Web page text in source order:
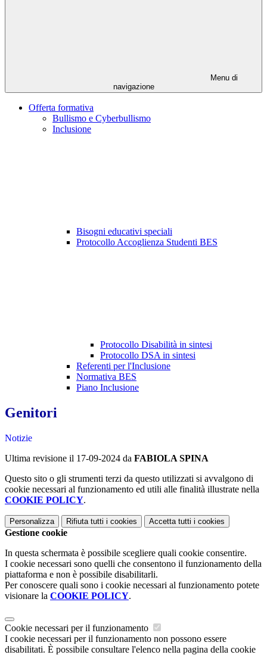
Menu di
navigazione
Offerta formativa
Bullismo e Cyberbullismo
Inclusione
Bisogni educativi speciali
Protocollo Accoglienza Studenti BES
Protocollo Disabilità in sintesi
Protocollo DSA in sintesi
Referenti per l'Inclusione
Normativa BES
Piano Inclusione
Genitori
Notizie
Ultima revisione il 17-09-2024 da FABIOLA SPINA
Questo sito o gli strumenti terzi da questo utilizzati si avvalgono di
cookie necessari al funzionamento ed utili alle finalità illustrate nella
COOKIE POLICY.
Personalizza Rifiuta tutti i cookies Accetta tutti i cookies
Gestione cookie
In questa schermata è possibile scegliere quali cookie consentire.
I cookie necessari sono quelli che consentono il funzionamento della
piattaforma e non è possibile disabilitarli.
Per conoscere quali sono i cookie necessari al funzionamento potete
visionare la COOKIE POLICY.
Cookie necessari per il funzionamento
I cookie necessari per il funzionamento non possono essere
disabilitati. È possibile consultare l'elenco nella pagina della cookie